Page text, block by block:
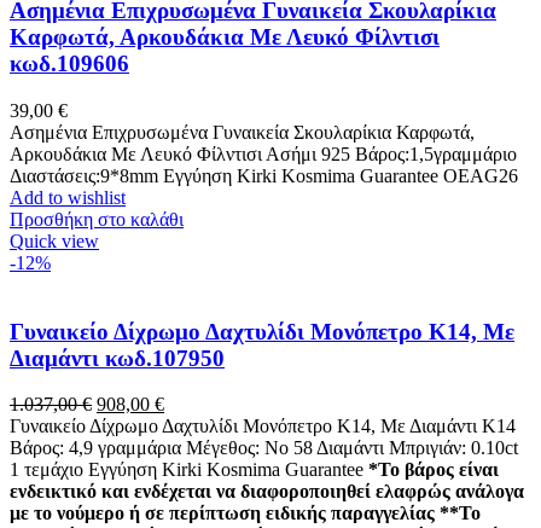
Ασημένια Επιχρυσωμένα Γυναικεία Σκουλαρίκια
Καρφωτά, Αρκουδάκια Με Λευκό Φίλντισι
κωδ.109606
39,00 €
Ασημένια Επιχρυσωμένα Γυναικεία Σκουλαρίκια Καρφωτά,
Αρκουδάκια Με Λευκό Φίλντισι Ασήμι 925 Βάρος:1,5γραμμάριο
Διαστάσεις:9*8mm Εγγύηση Kirki Kosmima Guarantee OEAG26
Add to wishlist
Προσθήκη στο καλάθι
Quick view
-12%
Γυναικείο Δίχρωμο Δαχτυλίδι Μονόπετρο Κ14, Με
Διαμάντι κωδ.107950
1.037,00€ Original
price
was:
1.037,00 €.
908,00 €Η
τρέχουσα
τιμή
είναι:
908,00 €.
Γυναικείο Δίχρωμο Δαχτυλίδι Μονόπετρο Κ14, Με Διαμάντι K14
Βάρος: 4,9 γραμμάρια Μέγεθος: Νο 58 Διαμάντι Μπριγιάν: 0.10ct
1 τεμάχιο Εγγύηση Kirki Kosmima Guarantee *Το βάρος είναι
ενδεικτικό και ενδέχεται να διαφοροποιηθεί ελαφρώς ανάλογα
με το νούμερο ή σε περίπτωση ειδικής παραγγελίας **Το